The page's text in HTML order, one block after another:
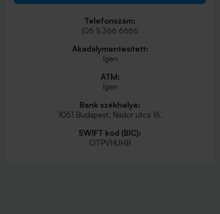
Telefonszám:
(06 1) 366 6666
Akadálymentesített:
Igen
ATM:
Igen
Bank székhelye:
1051 Budapest, Nádor utca 16.
SWIFT kód (BIC):
OTPVHUHB